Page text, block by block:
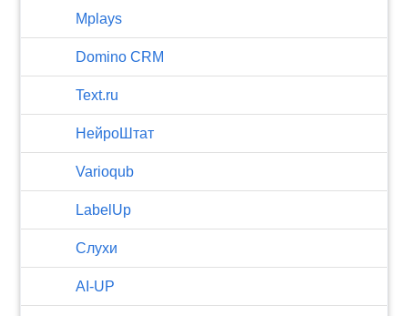
Mplays
Domino CRM
Text.ru
НейроШтат
Varioqub
LabelUp
Слухи
AI-UP